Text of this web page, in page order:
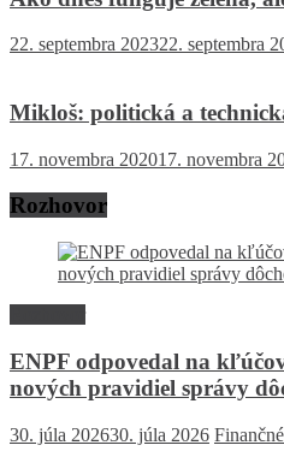
22. septembra 202322. septembra
Mikloš: politická a
17. novembra 202017. novembra
Rozhovor
ENPF odpovedal na
nových pravidiel správy
30. júla 202630. júla 2026